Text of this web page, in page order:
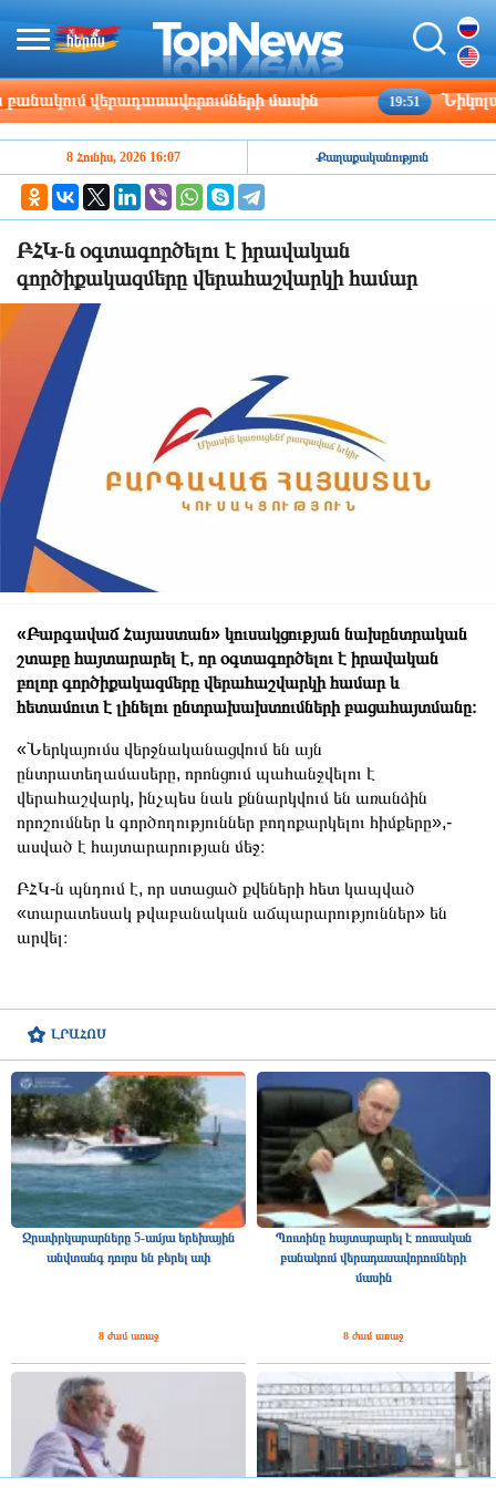
վերադասավորումների մասին 19:51 Նիկոլայ
ԼՐԱՀՈՍ
Ջրափրկարարները 5-ամյա երեխային
անվտանգ դուրս են բերել ափ
8 ժամ առաջ
Պուտինը հայտարարել է ռուսական
բանակում վերադասավորումների
մասին
8 ժամ առաջ
8 Հունիս, 2026 16:07 Քաղաքականություն
ԲՀԿ-ն օգտագործելու է իրավական
գործիքակազմերը վերահաշվարկի համար
«Բարգավաճ Հայաստան» կուսակցության նախընտրական
շտաբը հայտարարել է, որ օգտագործելու է իրավական
բոլոր գործիքակազմերը վերահաշվարկի համար և
հետամուտ է լինելու ընտրախախտումների բացահայտմանը։
«Ներկայումս վերջնականացվում են այն
ընտրատեղամասերը, որոնցում պահանջվելու է
վերահաշվարկ, ինչպես նաև քննարկվում են առանձին
որոշումներ և գործողություններ բողոքարկելու հիմքերը»,-
ասված է հայտարարության մեջ։
ԲՀԿ-ն պնդում է, որ ստացած քվեների հետ կապված
«տարատեսակ թվաբանական աճպարարություններ» են
արվել։